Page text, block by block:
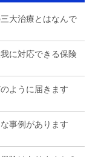
大治療とはなんで
に対応できる保険
ように届きます
事例があります